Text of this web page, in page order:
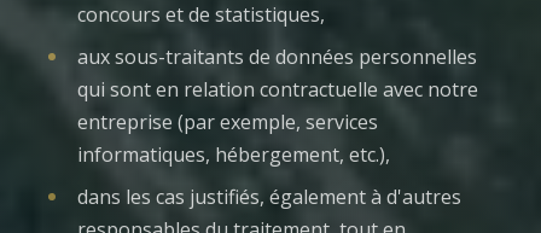
concours et de statistiques,
aux sous-traitants de données personnelles
qui sont en relation contractuelle avec notre
entreprise (par exemple, services
informatiques, hébergement, etc.),
dans les cas justifiés, également à d'autres